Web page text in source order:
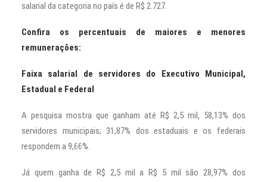
salarial da categoria no país é de R$ 2.727.
Confira os percentuais de maiores e menores
remunerações:
Faixa salarial de servidores do Executivo Municipal,
Estadual e Federal
A pesquisa mostra que ganham até R$ 2,5 mil, 58,13% dos
servidores municipais; 31,87% dos estaduais e os federais
respondem a 9,66%.
Já quem ganha de R$ 2,5 mil a R$ 5 mil são 28,97% dos